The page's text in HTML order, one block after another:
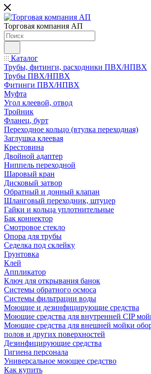
Торговая компания АП
Каталог
Трубы, фитинги, расходники ПВХ/НПВХ
Трубы ПВХ/НПВХ
Фитинги ПВХ/НПВХ
Муфта
Угол клеевой, отвод
Тройник
Фланец, бурт
Переходное кольцо (втулка переходная)
Заглушка клеевая
Крестовина
Двойной адаптер
Ниппель переходной
Шаровый кран
Дисковый затвор
Обратный и донный клапан
Шланговый переходник, штуцер
Гайки и кольца уплотнительные
Бак коннектор
Смотровое стекло
Опора для трубы
Седелка под склейку
Грунтовка
Клей
Аппликатор
Ключ для открывания банок
Системы обратного осмоса
Системы фильтрации воды
Моющие и дезинфицирующие средства
Моющие средства для внутренней CIP
Моющие средства для внешней мойки
полов и других поверхностей
Дезинфицирующие средства
Гигиена персонала
Универсальное моющее средство
Как купить